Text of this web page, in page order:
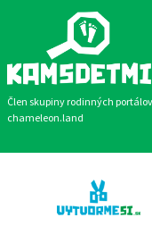
Člen skupiny rodinných portálov
chameleon.land